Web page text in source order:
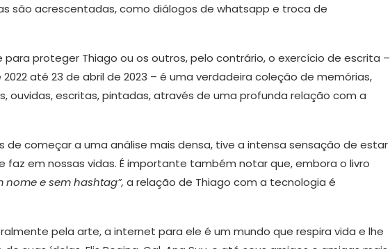
são acrescentadas, como diálogos de whatsapp e troca de
para proteger Thiago ou os outros, pelo contrário, o exercício de escrita –
até 23 de abril de 2023 – é uma verdadeira coleção de memórias,
ouvidas, escritas, pintadas, através de uma profunda relação com a
de começar a uma análise mais densa, tive a intensa sensação de estar
em nossas vidas. É importante também notar que, embora o livro
nome e sem hashtag”, a relação de Thiago com a tecnologia é
pela arte, a internet para ele é um mundo que respira vida e lhe